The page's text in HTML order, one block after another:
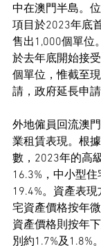
中在澳門半島。
項目於2023年底
售出1,000個單位
於去年底開始接
個單位，惟截至
請，政府延長申
外地僱員回流澳
業租賃表現。根
數，2023年的高
16.3%，中小型
19.4%。資產表
宅資產價格按年
資產價格則按年
別約1.7%及1.8%。